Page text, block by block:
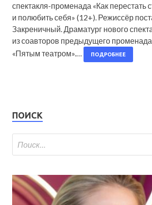
спектакля-променада «Как перестать
и полюбить себя» (12+). Режиссёр
Закреничный. Драматург нового
из соавторов предыдущего
«Пятым театром».…
ПОДРОБНЕЕ
ПОИСК